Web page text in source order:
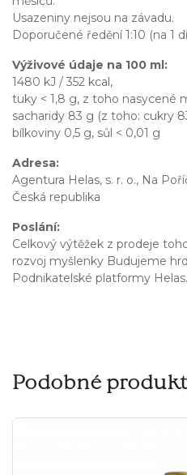
Usazeniny nejsou na závadu.
Doporučené ředění 1:10 (na 1
Výživové údaje na 100 ml:
1480 kJ / 352 kcal,
tuky < 1,8 g, z toho nasycené
sacharidy 83 g (z toho: cukry
bílkoviny 0,5 g, sůl < 0,01 g
Adresa:
Agentura Helas, s. r. o., Na
Česká republika
Poslání:
Celkový výtěžek z prodeje
rozvoj myšlenky Budujeme
Podnikatelské platformy Helas.
Podobné